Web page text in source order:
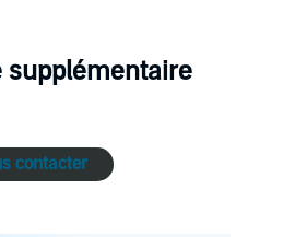
supplémentaire
contacter